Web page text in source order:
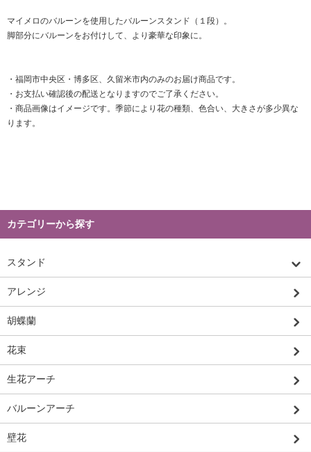
マイメロのバルーンを使用したバルーンスタンド（１段）。
脚部分にバルーンをお付けして、より豪華な印象に。
・福岡市中央区・博多区、久留米市内のみのお届け商品です。
・お支払い確認後の配送となりますのでご了承ください。
・商品画像はイメージです。季節により花の種類、色合い、大きさが多少異な
ります。
カテゴリーから探す
スタンド
アレンジ
胡蝶蘭
花束
生花アーチ
バルーンアーチ
壁花